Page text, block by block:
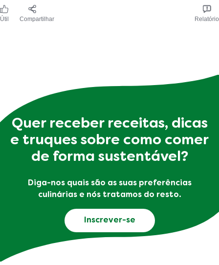
Útil Compartilhar Relatório
Quer receber receitas, dicas
e truques sobre como comer
de forma sustentável?
Diga-nos quais são as suas preferências
culinárias e nós tratamos do resto.
Inscrever-se